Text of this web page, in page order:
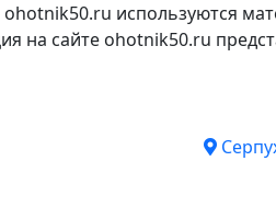
используются
на сайте ohotnik50.ru